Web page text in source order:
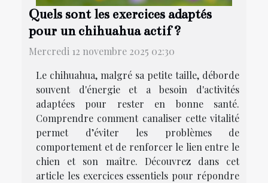
Quels sont les exercices adaptés
pour un chihuahua actif ?
Mercredi 12 novembre 2025 02:30
Le chihuahua, malgré sa petite taille, déborde
souvent d'énergie et a besoin d'activités
adaptées pour rester en bonne santé.
Comprendre comment canaliser cette vitalité
permet d’éviter les problèmes de
comportement et de renforcer le lien entre le
chien et son maître. Découvrez dans cet
article les exercices essentiels pour répondre